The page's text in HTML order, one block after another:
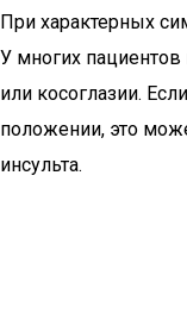
При характерных
У многих пациентов
или косоглазии.
положении, это
инсульта.